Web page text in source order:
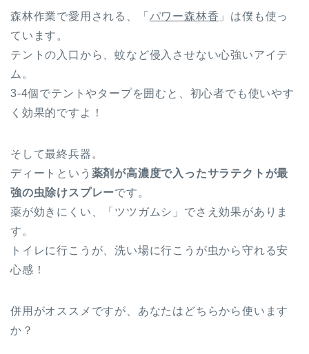
森林作業で愛用される、「 パワー森林香 」は僕も使っ
ています。
テントの入口から、蚊など侵入させない心強いアイテ
ム。
3-4個でテントやタープを囲むと、初心者でも使いやす
く効果的ですよ！
そして最終兵器。
ディートという 薬剤が高濃度で入ったサラテクトが最
強の虫除けスプレーです。
薬が効きにくい、「ツツガムシ」でさえ効果がありま
す。
トイレに行こうが、洗い場に行こうが虫から守れる安
心感！
併用がオススメですが、あなたはどちらから使います
か？